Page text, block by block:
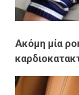
Ακόμη μία